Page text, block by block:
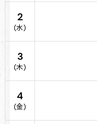
2
(水)
3
(木)
4
(金)